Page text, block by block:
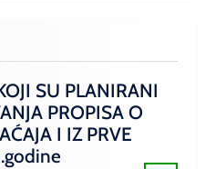
SU PLANIRANI
PROPISA O
I IZ PRVE